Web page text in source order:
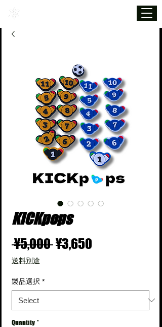
KICKpops
¥5,000 Regular
¥3,650
送料別途
製品選択 *
Quantity *